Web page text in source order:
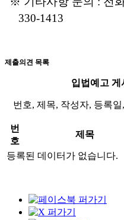
330-1413
제출의견 목록
입법예고 게
번호, 제목, 작성자, 등록
번
호
제목
등록된 데이터가 없습니다.